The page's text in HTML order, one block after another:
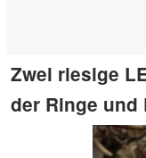
Zwei riesige
der Ringe und